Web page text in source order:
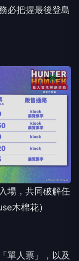
必把握最後登島
場，共同破解任
木棉花）
單人票」，以及